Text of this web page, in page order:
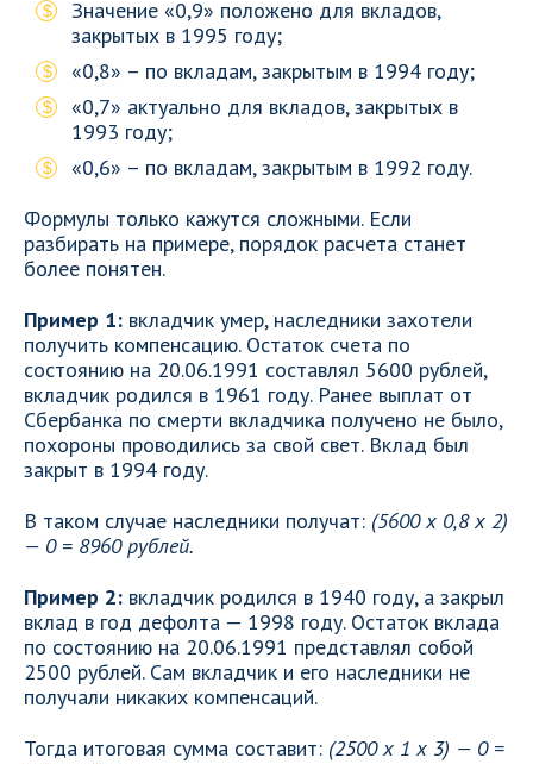
Значение «0,9» положено для вкладов,
закрытых в 1995 году;
«0,8» – по вкладам, закрытым в 1994 году;
«0,7» актуально для вкладов, закрытых в
1993 году;
«0,6» – по вкладам, закрытым в 1992 году.
Формулы только кажутся сложными. Если
разбирать на примере, порядок расчета станет
более понятен.
Пример 1: вкладчик умер, наследники захотели
получить компенсацию. Остаток счета по
состоянию на 20.06.1991 составлял 5600 рублей,
вкладчик родился в 1961 году. Ранее выплат от
Сбербанка по смерти вкладчика получено не было,
похороны проводились за свой свет. Вклад был
закрыт в 1994 году.
В таком случае наследники получат: (5600 х 0,8 х 2)
— 0 = 8960 рублей.
Пример 2: вкладчик родился в 1940 году, а закрыл
вклад в год дефолта — 1998 году. Остаток вклада
по состоянию на 20.06.1991 представлял собой
2500 рублей. Сам вкладчик и его наследники не
получали никаких компенсаций.
Тогда итоговая сумма составит: (2500 х 1 х 3) — 0 =